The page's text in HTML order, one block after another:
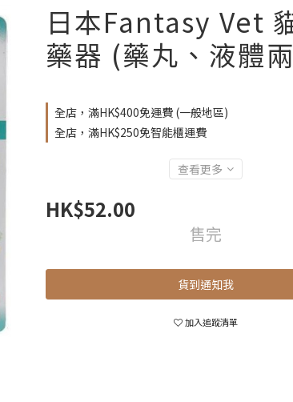
日本Fantasy Vet
藥器 (藥丸、液體
全店，滿HK$400免運費 (一般地區)
全店，滿HK$250免智能櫃運費
查看更多
HK$52.00
售完
貨到通知我
加入追蹤清單